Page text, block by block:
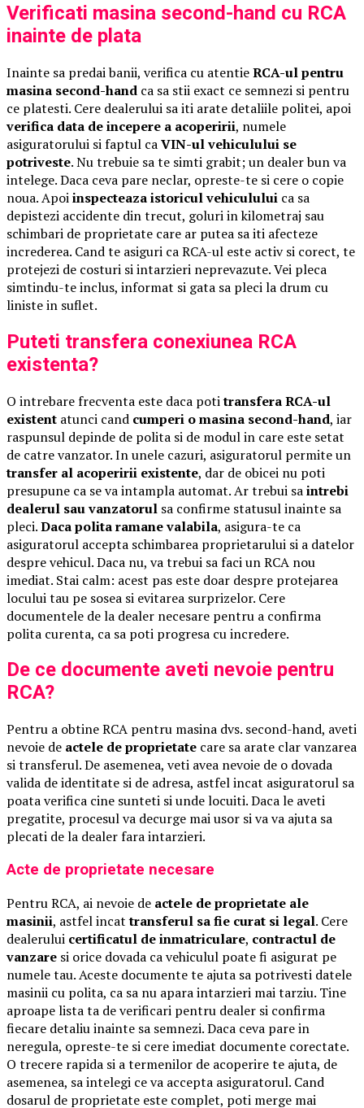
Verificati masina second-hand cu RCA
inainte de plata
Inainte sa predai banii, verifica cu atentieRCA-ul pentru
masina second-hand ca sa stii exact ce semnezi si pentru
ce platesti. Cere dealerului sa iti arate detaliile politei, apoi
verifica data de incepere a acoperirii, numele
asiguratorului si faptul caVIN-ul vehiculului se
potriveste. Nu trebuie sa te simti grabit; un dealer bun va
intelege. Daca ceva pare neclar, opreste-te si cere o copie
noua. Apoiinspecteaza istoricul vehiculului ca sa
depistezi accidente din trecut, goluri in kilometraj sau
schimbari de proprietate care ar putea sa iti afecteze
increderea. Cand te asiguri ca RCA-ul este activ si corect, te
protejezi de costuri si intarzieri neprevazute. Vei pleca
simtindu-te inclus, informat si gata sa pleci la drum cu
liniste in suflet.
Puteti transfera conexiunea RCA
existenta?
O intrebare frecventa este daca potitransfera RCA-ul
existent atunci cand cumperi o masina second-hand, iar
raspunsul depinde de polita si de modul in care este setat
de catre vanzator. In unele cazuri, asiguratorul permite un
transfer al acoperirii existente, dar de obicei nu poti
presupune ca se va intampla automat. Ar trebui saintrebi
dealerul sau vanzatorul sa confirme statusul inainte sa
pleci.Daca polita ramane valabila, asigura-te ca
asiguratorul accepta schimbarea proprietarului si a datelor
despre vehicul. Daca nu, va trebui sa faci un RCA nou
imediat. Stai calm: acest pas este doar despre protejarea
locului tau pe sosea si evitarea surprizelor. Cere
documentele de la dealer necesare pentru a confirma
polita curenta, ca sa poti progresa cu incredere.
De ce documente aveti nevoie pentru
RCA?
Pentru a obtine RCA pentru masina dvs. second-hand, aveti
nevoie de actele de proprietate care sa arate clar vanzarea
si transferul. De asemenea, veti avea nevoie de o dovada
valida de identitate si de adresa, astfel incat asiguratorul sa
poata verifica cine sunteti si unde locuiti. Daca le aveti
pregatite, procesul va decurge mai usor si va va ajuta sa
plecati de la dealer fara intarzieri.
Acte de proprietate necesare
Pentru RCA, ai nevoie de actele de proprietate ale
masinii, astfel incattransferul sa fie curat si legal. Cere
dealerului certificatul de inmatriculare, contractul de
vanzare si orice dovada ca vehiculul poate fi asigurat pe
numele tau. Aceste documente te ajuta sa potrivesti datele
masinii cu polita, ca sa nu apara intarzieri mai tarziu. Tine
aproape lista ta de verificari pentru dealer si confirma
fiecare detaliu inainte sa semnezi. Daca ceva pare in
neregula, opreste-te si cere imediat documente corectate.
O trecere rapida si a termenilor de acoperire te ajuta, de
asemenea, sa intelegi ce va accepta asiguratorul. Cand
dosarul de proprietate este complet, poti merge mai